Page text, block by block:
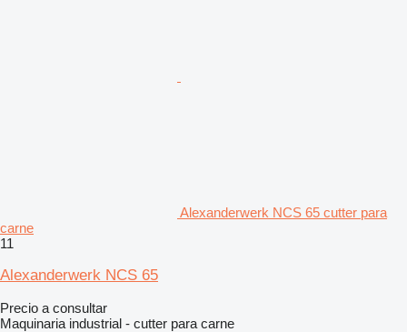
Alexanderwerk NCS 65 cutter para
carne
11
Alexanderwerk NCS 65
Precio a consultar
Maquinaria industrial - cutter para carne